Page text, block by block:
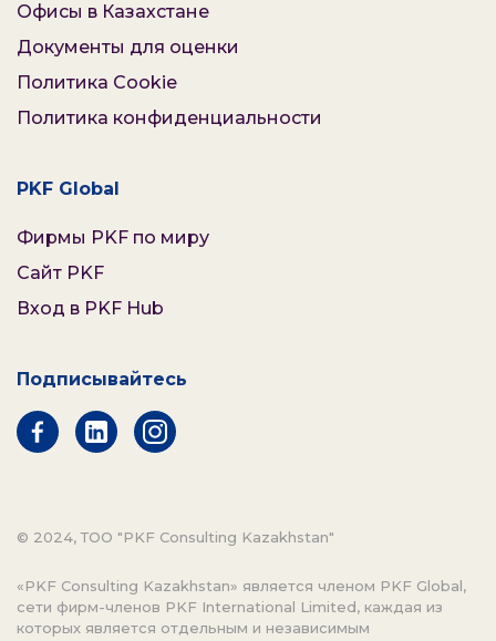
Офисы в Казахстане
Документы для оценки
Политика Cookie
Политика конфиденциальности
PKF Global
Фирмы PKF по миру
Сайт PKF
Вход в PKF Hub
Подписывайтесь
© 2024, ТОО "PKF Consulting Kazakhstan"
«PKF Consulting Kazakhstan» является членом PKF Global,
сети фирм-членов PKF International Limited, каждая из
которых является отдельным и независимым